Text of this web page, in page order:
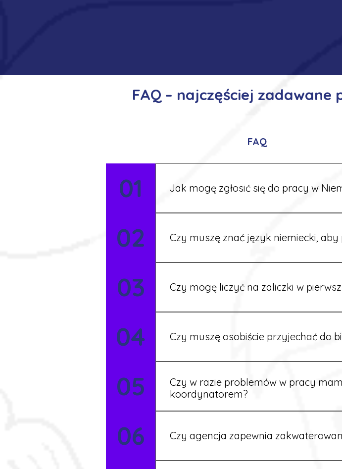
FAQ – najczęściej
FAQ
01 Jak mogę zgłosić się do pracy w
Możesz wypełnić formularz zgłoszeniowy na
02 Czy muszę znać język niemiecki,
Nie zawsze – wiele ofert nie wymaga
03 Czy mogę liczyć na zaliczki w
Tak, w wyjątkowych sytuacjach możesz
04 Czy muszę osobiście przyjechać do
Tak, umowy podpisywane są osobiście w
formalności są załatwione prawidłowo.
05
Czy w razie problemów w pracy
koordynatorem?
06 Czy agencja zapewnia
Tak, nasi koordynatorzy dbają o zapewnienie